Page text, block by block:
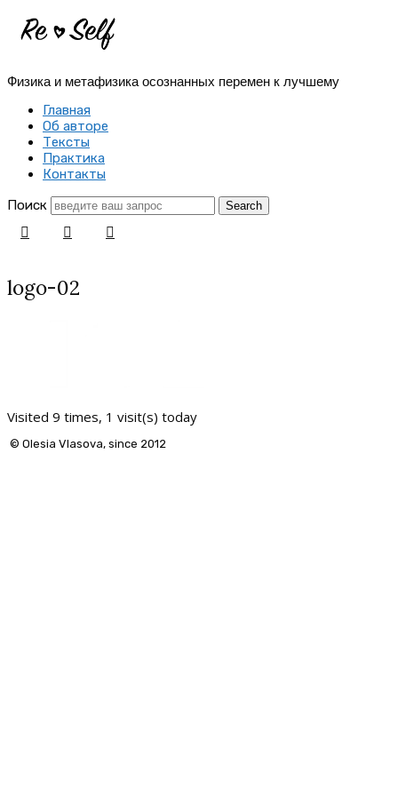
Re-
|
Создай
себя
заново
Физика и метафизика осознанных перемен к лучшему
Главная
Об авторе
Тексты
Практика
Контакты
Поиск
logo-02
Visited 9 times, 1 visit(s) today
© Olesia Vlasova, since 2012